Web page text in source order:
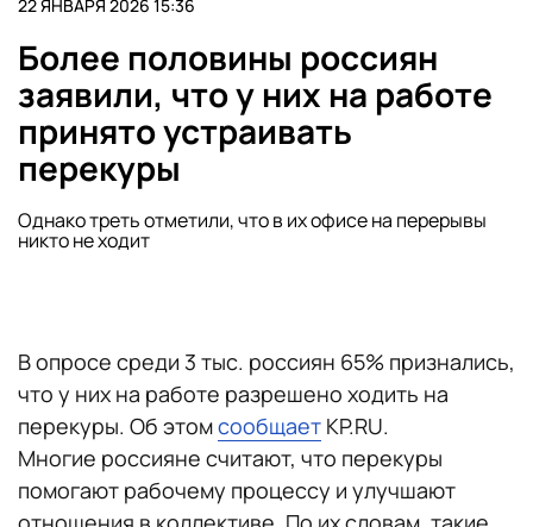
22 ЯНВАРЯ 2026 15:36
Более половины россиян
заявили, что у них на работе
принято устраивать
перекуры
Однако треть отметили, что в их офисе на перерывы
никто не ходит
В опросе среди 3 тыс. россиян 65% признались,
что у них на работе разрешено ходить на
перекуры. Об этомсообщает KP.RU.
Многие россияне считают, что перекуры
помогают рабочему процессу и улучшают